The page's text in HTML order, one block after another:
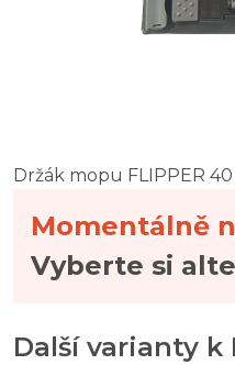
Držák mopu FLIPPER
Momentálně
Vyberte si
Další varianty k